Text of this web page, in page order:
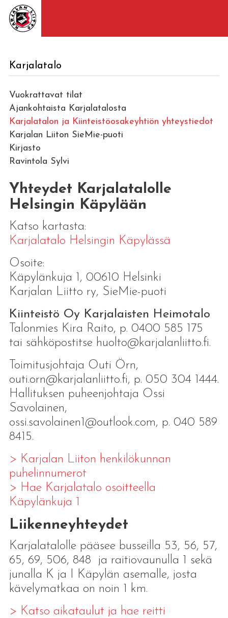
Karjalatalo
Vuokrattavat tilat
Ajankohtaista Karjalatalosta
Karjalatalon ja Kiinteistöosakeyhtiön yhteystiedot
Karjalan Liiton SieMie-puoti
Kirjasto
Ravintola Sylvi
Yhteydet Karjalatalolle
Helsingin Käpylään
Katso kartasta:
Karjalatalo Helsingin Käpylässä
Osoite:
Käpylänkuja 1, 00610 Helsinki
Karjalan Liitto ry, SieMie-puoti
Kiinteistö Oy Karjalaisten Heimotalo
Talonmies Kira Raito, p. 0400 585 175
tai sähköpostitse huolto@karjalanliitto.fi.
Toimitusjohtaja Outi Örn,
outi.orn@karjalanliitto.fi, p. 050 304 1444.
Hallituksen puheenjohtaja Ossi
Savolainen,
ossi.savolainen1@outlook.com, p. 040 589
8415.
> Karjalan Liiton henkilökunnan
puhelinnumerot
> Hae Karjalatalo osoitteella
Käpylänkuja 1
Liikenneyhteydet
Karjalatalolle pääsee busseilla 53, 56, 57,
65, 69, 506, 848 ja raitiovaunulla 1 sekä
junalla K ja I Käpylän asemalle, josta
kävelymatkaa on noin 1 km.
> Katso aikataulut ja hae reitti